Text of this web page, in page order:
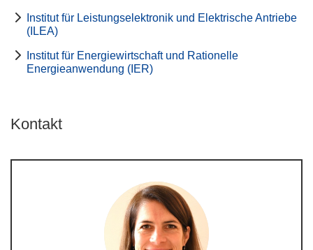
Institut für Leistungselektronik und Elektrische Antriebe
(ILEA)
Institut für Energiewirtschaft und Rationelle
Energieanwendung (IER)
Kontakt